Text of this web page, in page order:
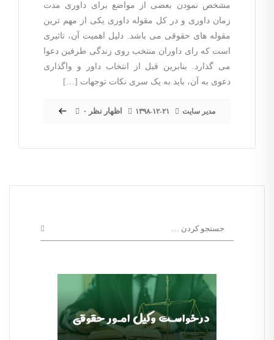
مشخص نمودن بعضی از مواضع برای داوری مدت
زمان داوری و در کل مقوله داوری یکی از مهم ترین
مقوله های حقوقی می باشد. دلیل اهمیت آن، تاثیری
است که رای داوران منتخب روی زندگی طرفین دعوا
می گذارد. بنابرین قبل از انتخاب داور و واگذاری
دعوی به آن، باید به یک سری نکات توجهات […]
مدیر سایت ۱۳۹۸-۱۲-۲۱ ۰ اظهار نظر